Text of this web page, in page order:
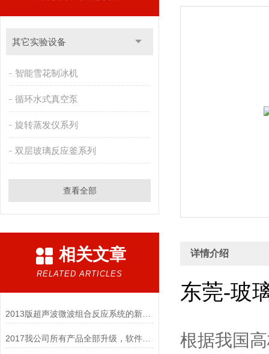
其它实验设备
智能雪花制冰机
循环水式真空泵
旋转蒸发仪系列
双层玻璃反应釜系列
查看全部
相关文章
RELATED ARTICLES
2013版超声波微波组合反应系统的新构思
2017我公司所有产品全部升级，软件更智能，硬件更美观！
详情介绍
东莞-玻
根据我国